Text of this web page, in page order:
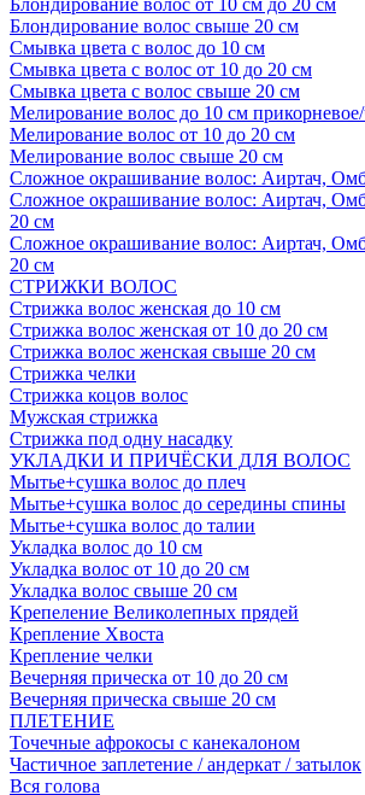
Блондирование волос от 10 см до 20 см
Блондирование волос свыше 20 см
Смывка цвета с волос до 10 см
Смывка цвета с волос от 10 до 20 см
Смывка цвета с волос свыше 20 см
Мелирование волос до 10 см
Мелирование волос от 10 до 20 см
Мелирование волос свыше 20 см
Сложное окрашивание волос: Аиртач,
Сложное окрашивание волос: Аиртач,
20 см
Сложное окрашивание волос: Аиртач,
20 см
СТРИЖКИ ВОЛОС
Стрижка волос женская до 10 см
Стрижка волос женская от 10 до 20 см
Стрижка волос женская свыше 20 см
Стрижка челки
Стрижка коцов волос
Мужская стрижка
Стрижка под одну насадку
УКЛАДКИ И ПРИЧЁСКИ ДЛЯ ВОЛОС
Мытье+сушка волос до плеч
Мытье+сушка волос до середины спины
Мытье+сушка волос до талии
Укладка волос до 10 см
Укладка волос от 10 до 20 см
Укладка волос свыше 20 см
Крепеление Великолепных прядей
Крепление Хвоста
Крепление челки
Вечерняя прическа от 10 до 20 см
Вечерняя прическа свыше 20 см
ПЛЕТЕНИЕ
Точечные афрокосы с канекалоном
Частичное заплетение / андеркат / затылок
Вся голова